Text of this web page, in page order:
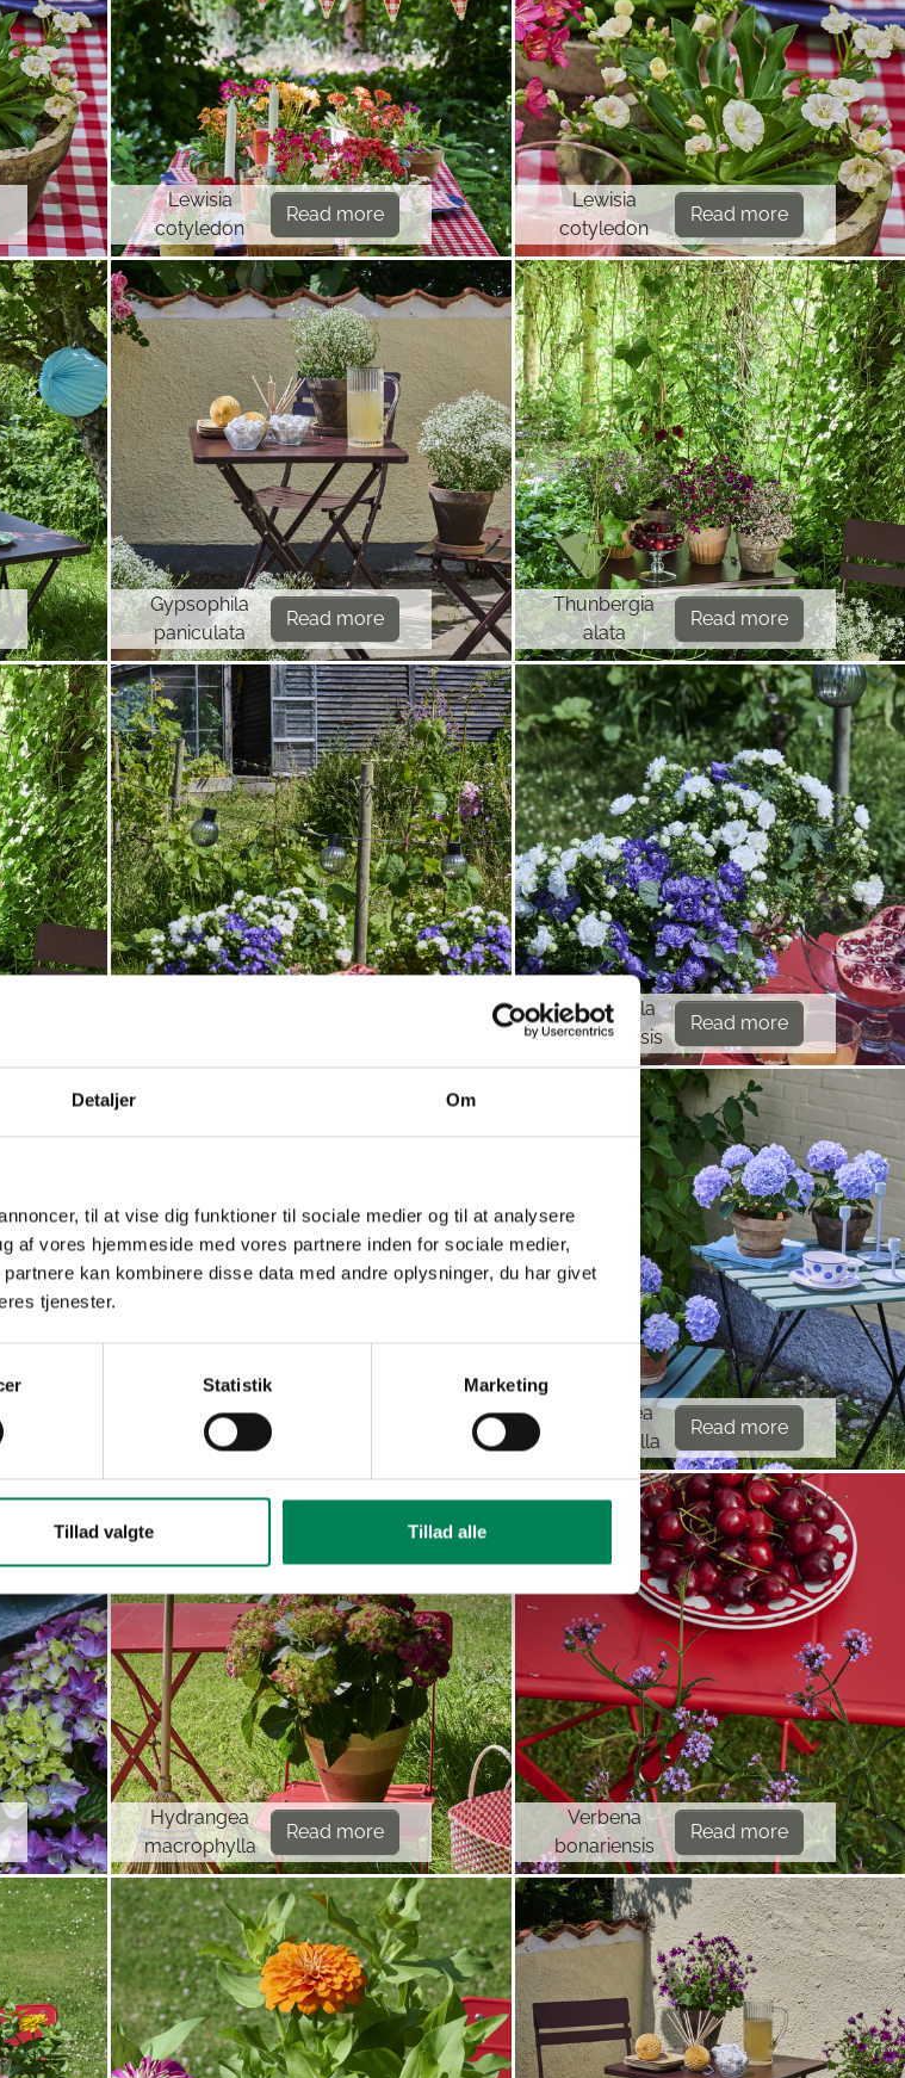
Detaljer Om
til at vise dig funktioner til sociale medier og til at analysere
af vores hjemmeside med vores partnere inden for sociale medier,
kan kombinere disse data med andre oplysninger, du har givet
tjenester.
Statistik Marketing
Tillad valgte Tillad alle
Lewisia
cotyledon
Read more
Lewisia
cotyledon
Read more
Gypsophila
paniculata
Read more
Thunbergia
alata
Read more
Campanula
haylodgensis
Read more
Hydrangea
macrophylla
Hydrangea
macrophylla
Read more
Hydrangea
macrophylla
Read more
Verbena
bonariensis
Read more